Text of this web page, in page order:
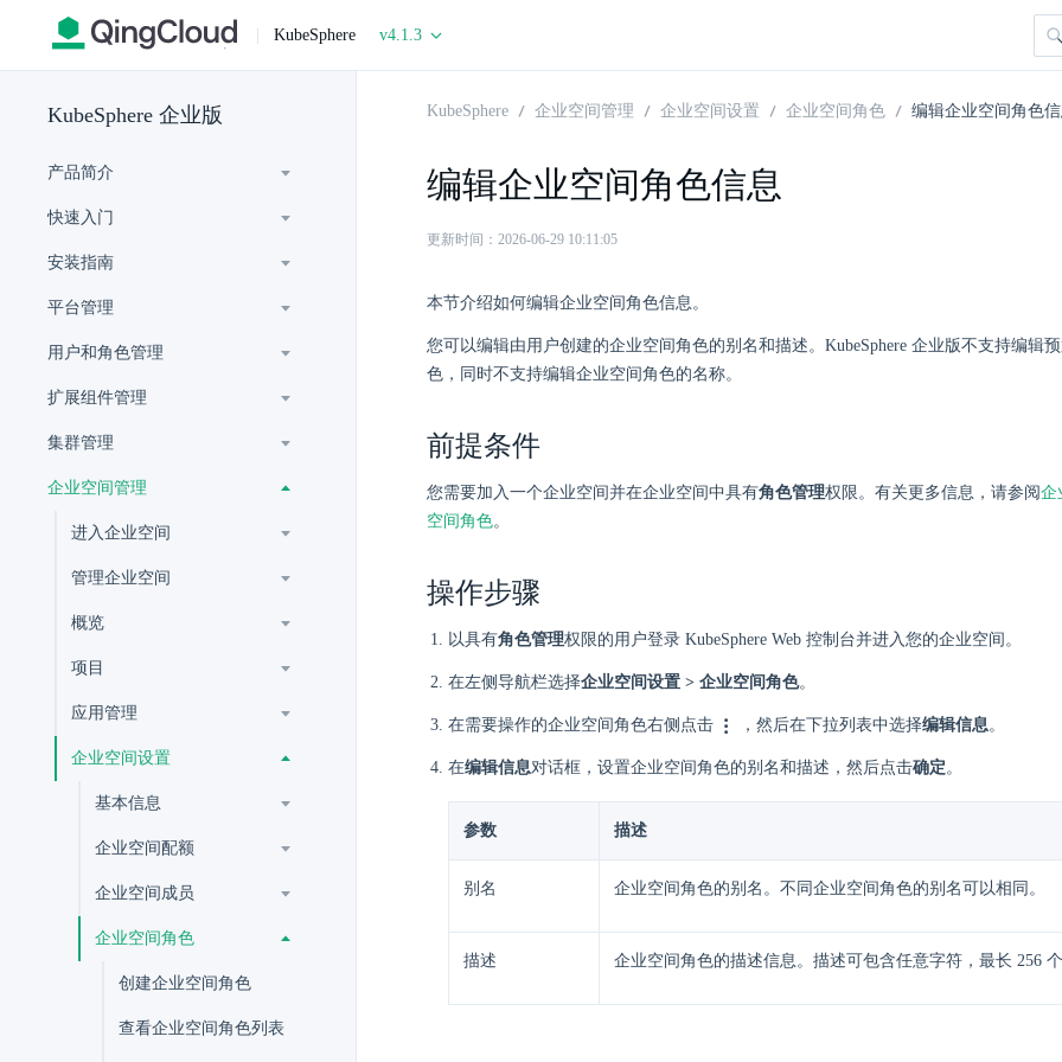
| KubeSphere v4.1.3
KubeSphere 企业版
产品简介
快速入门
安装指南
平台管理
用户和角色管理
扩展组件管理
集群管理
企业空间管理
进入企业空间
管理企业空间
概览
项目
应用管理
企业空间设置
基本信息
企业空间配额
企业空间成员
企业空间角色
创建企业空间角色
查看企业空间角色列表
KubeSphere 企业空间管理 企业空间设置 企业空间角色 编辑企业空间角色
编辑企业空间角色信息
更新时间：2026-06-29 10:11:05
本节介绍如何编辑企业空间角色信息。
您可以编辑由用户创建的企业空间角色的别名和描述。KubeSphere 企业版不支持编辑
色，同时不支持编辑企业空间角色的名称。
前提条件
您需要加入一个企业空间并在企业空间中具有角色管理权限。有关更多信息，请参阅企
空间角色。
操作步骤
以具有角色管理权限的用户登录 KubeSphere Web 控制台并进入您的企业空间。
在左侧导航栏选择企业空间设置 > 企业空间角色。
在需要操作的企业空间角色右侧点击 ，然后在下拉列表中选择编辑信息。
在编辑信息对话框，设置企业空间角色的别名和描述，然后点击确定。
参数 描述
别名 企业空间角色的别名。不同企业空间角色的别名可以相同。
描述 企业空间角色的描述信息。描述可包含任意字符，最长 256